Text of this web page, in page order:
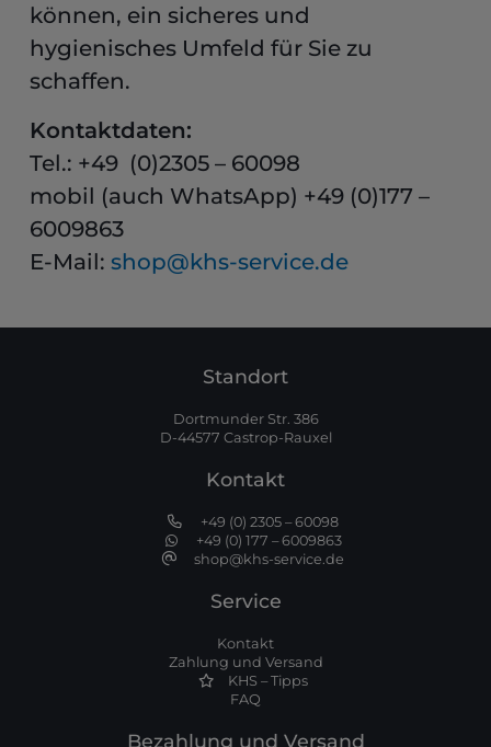
können, ein sicheres und
hygienisches Umfeld für Sie zu
schaffen.
Kontaktdaten:
Tel.: +49 (0)2305 – 60098
mobil (auch WhatsApp) +49 (0)177 –
6009863
E-Mail: shop@khs-service.de
Standort
Dortmunder Str. 386
D-44577 Castrop-Rauxel
Kontakt
+49 (0) 2305 – 60098
+49 (0) 177 – 6009863
shop@khs-service.de
Service
Kontakt
Zahlung und Versand
KHS – Tipps
FAQ
Bezahlung und Versand